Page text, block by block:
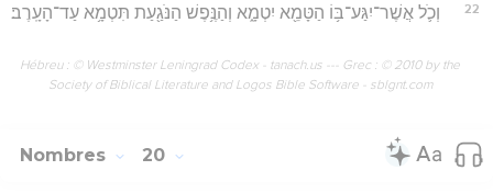
22 וְכֹ֛ל אֲשֶׁר־יִגַּע־בּ֥וֹ הַטָּמֵ֖א יִטְמָ֑א וְהַנֶּ֥פֶשׁ הַנֹּגַ֖עַת תִּטְמָ֥א עַד־הָעָֽרֶב׃
Hébreu : © Westminster Leningrad Codex - tanach.us --- Grec : © 2010 by the
Society of Biblical Literature and Logos Bible Software - sblgnt.com
Nombres 20